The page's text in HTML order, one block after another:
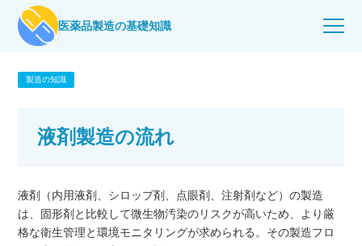
医薬品製造の基礎知識
製造の知識
液剤製造の流れ
液剤（内用液剤、シロップ剤、点眼剤、注射剤など）の製造
は、固形剤と比較して微生物汚染のリスクが高いため、より厳
格な衛生管理と環境モニタリングが求められる。その製造フロ